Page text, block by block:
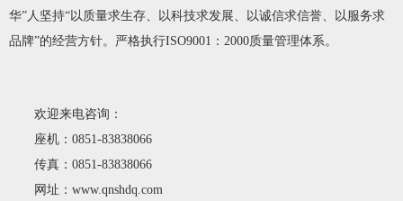
华”人坚持“以质量求生存、以科技求发展、以诚信求信誉、以服务求
品牌”的经营方针。严格执行ISO9001：2000质量管理体系。
欢迎来电咨询：
座机：0851-83838066
传真：0851-83838066
网址：www.qnshdq.com